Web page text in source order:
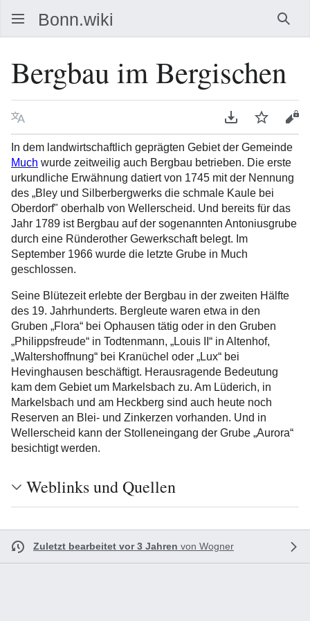
Bergbau im Bergischen
Sprache PDF
In dem landwirtschaftlich geprägten Gebiet der Gemeinde
Much wurde zeitweilig auch Bergbau betrieben. Die erste
urkundliche Erwähnung datiert von 1745 mit der Nennung
des „Bley und Silberbergwerks die schmale Kaule bei
Oberdorf" oberhalb von Wellerscheid. Und bereits für das
Jahr 1789 ist Bergbau auf der sogenannten Antoniusgrube
durch eine Ründerother Gewerkschaft belegt. Im
September 1966 wurde die letzte Grube in Much
geschlossen.
Seine Blütezeit erlebte der Bergbau in der zweiten Hälfte
des 19. Jahrhunderts. Bergleute waren etwa in den
Gruben „Flora“ bei Ophausen tätig oder in den Gruben
„Philippsfreude“ in Todtenmann, „Louis II“ in Altenhof,
„Waltershoffnung“ bei Kranüchel oder „Lux“ bei
Hevinghausen beschäftigt. Herausragende Bedeutung
kam dem Gebiet um Markelsbach zu. Am Lüderich, in
Markelsbach und am Heckberg sind auch heute noch
Reserven an Blei- und Zinkerzen vorhanden. Und in
Wellerscheid kann der Stolleneingang der Grube „Aurora“
besichtigt werden.
Weblinks und Quellen
Zuletzt bearbeitet vor 3 Jahren von Wogner